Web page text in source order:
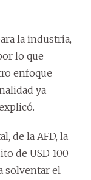
la industria,
lo que
enfoque
ya
de la AFD, la
de USD 100
solventar el